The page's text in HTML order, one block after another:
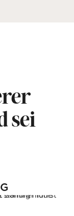
sei